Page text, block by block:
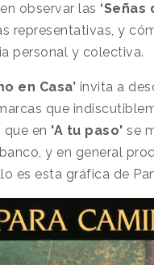
observar las ‘Señas
representativas, y
personal y colectiva.
en Casa’ invita a
que
en 'A tu paso' se
y en general
es esta gráfica de